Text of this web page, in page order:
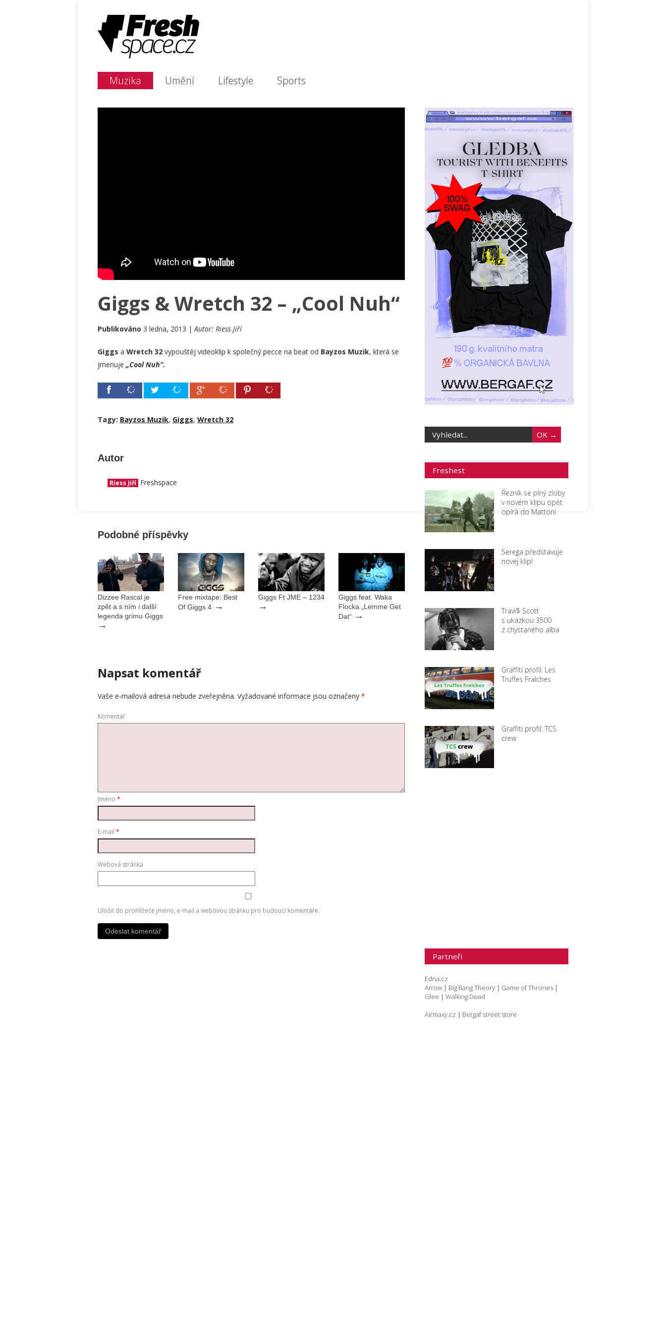
Muzika Umění Lifestyle Sports
Giggs & Wretch 32 – „Cool Nuh“
Publikováno 3 ledna, 2013 |Autor: Riess Jiří
Giggs a Wretch 32 vypouštěj videoklip k společný pecce na beat od Bayzos Muzik, která se
jmenuje „Cool Nuh“.
Tagy: Bayzos Muzik, Giggs, Wretch 32
Autor
Riess Jiří Freshspace
Podobné příspěvky
Dizzee Rascal je
zpět a s ním i další
legenda grimu Giggs
→
Free mixtape: Best
Of Giggs 4 →
Giggs Ft JME – 1234
→
Giggs feat. Waka
Flocka „Lemme Get
Dat“ →
Napsat komentář
Vaše e-mailová adresa nebude zveřejněna. Vyžadované informace jsou označeny *
Komentář
Jméno *
E-mail *
Webová stránka
Uložit do prohlížeče jméno, e-mail a webovou stránku pro budoucí komentáře.
Freshest
Řezník se plný zloby
v novém klipu opět
opírá do Mattoni
Serega představuje
novej klip!
Travi$ Scott
s ukázkou 3500
z chystaného alba
Graffiti profil: Les
Truffes Fraîches
Graffiti profil: TCS
crew
Partneři
Edna.cz
Arrow | Big Bang Theory | Game of Thrones |
Glee | Walking Dead
Airmaxy.cz | Bergaf street store